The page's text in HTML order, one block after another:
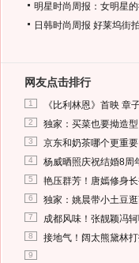
明星时尚周报：女明星
日韩时尚周报 好莱坞街
网友点击排行
1 《比利林恩》首映 章
2 独家：买菜也要拗造
3 京东和奶茶哪个更重
4 杨威晒照庆祝结婚8周
5 艳压群芳！唐嫣修身
6 独家：姚晨带小土豆
7 成都风味！张靓颖冯
8 接地气！阔太熊黛林
9